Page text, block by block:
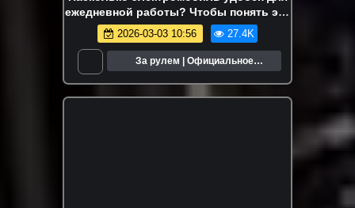
ежедневной работы? Чтобы понять это
на практике, мы провели смену с
водителем такси
2026-03-03 10:56 27.4K
За рулем | Официальное